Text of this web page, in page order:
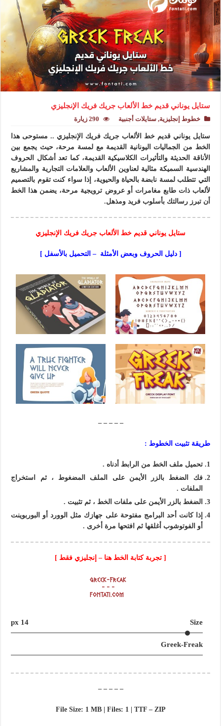
ستايل يوناني قديم خط الألعاب جريك فريك الإنجليزي
خطوط إنجليزية,ستايلات أجنبية 290 زيارة
ستايل يوناني قديم خط الألعاب جريك فريك الإنجليزي .. مستوحى هذا
الخط من الجماليات اليونانية القديمة مع لمسة مرحة، حيث يجمع بين
الأناقة الحديثة والتأثيرات الكلاسيكية القديمة، كما تعد أشكال الحروف
الهندسية السميكة مثالية لعناوين الألعاب والعلامات التجارية والمشاريع
التي تتطلب لمسة نابضة بالحياة والحيوية، إذا سواء كنت تقوم بالتصميم
لألعاب ذات طابع مغامرات أو عروض ترويجية مرحة، يضمن هذا الخط
أن تبرز رسالتك بأسلوب فريد ومذهل.
ستايل يوناني قديم خط الألعاب جريك فريك الإنجليزي
[ دليل الحروف وبعض الأمثلة – التحميل بالأسفل ]
– – – – –
طريقة تثبيت الخطوط :
تحميل ملف الخط من الرابط أدناه .
فك الضغط بالزر الأيمن على الملف المضغوط ، ثم استخراج
الملفات .
الضغط بالزر الأيمن على ملفات الخط ، ثم تثبيت .
إذا كانت أحد البرامج مفتوحة على جهازك مثل الوورد أو البوربوينت
أو الفوتوشوب أغلقها ثم افتحها مرة أخرى .
[ تجربة كتابة الخط هنا – إنجليزي فقط ]
Greek-Freak
- - -
fontati.com
Size
14 px
Greek-Freak
– – – – –
File Size: 1 MB | Files: 1 | TTF – ZIP